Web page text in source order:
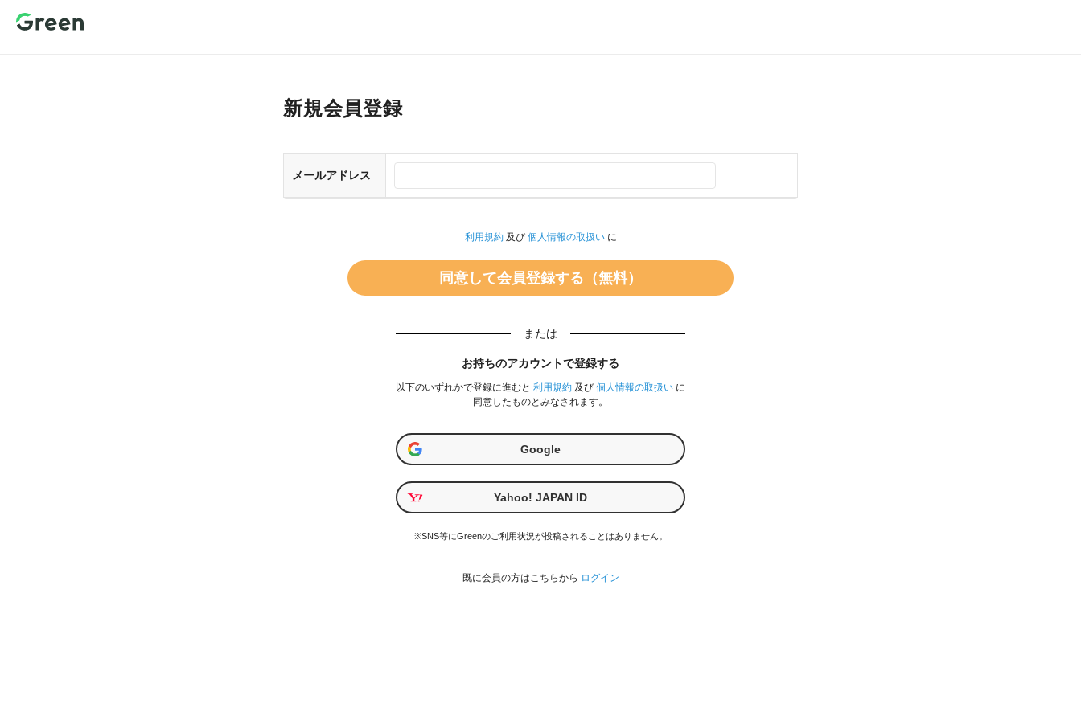
新規会員登録
メールアドレス
利用規約及び 個人情報の取扱いに
または
お持ちのアカウントで登録する
以下のいずれかで登録に進むと 利用規約 及び 個人情報の取扱い に
同意したものとみなされます。
Google
Yahoo! JAPAN ID
※SNS等にGreenのご利用状況が投稿されることはありません。
既に会員の方はこちらから ログイン